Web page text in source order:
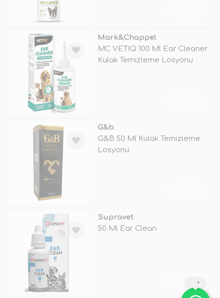
Mark&Chappel
MC VETIQ 100 Ml Ear Cleaner
Kulak Temizleme Losyonu
G&b
G&B 50 Ml Kulak Temizleme
Losyonu
Supravet
50 Ml Ear Clean
TÜKENDİ